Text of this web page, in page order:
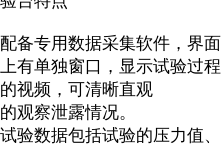
配备专用数据采集软件，界面
上有单独窗口，显示试验过程
的视频，可清晰直观
的观察泄露情况。
试验数据包括试验的压力值、